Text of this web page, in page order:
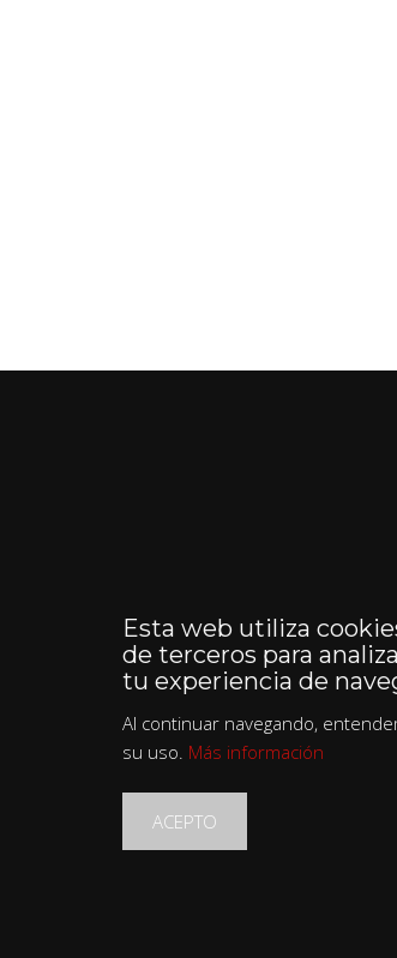
Esta web utiliza
de terceros para
tu experiencia de
Al continuar navegando,
su uso. Más información
ACEPTO